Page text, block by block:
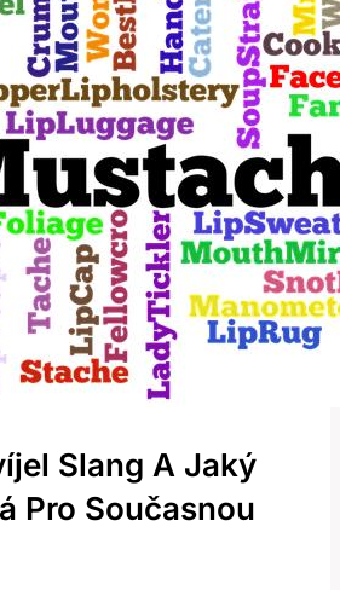
Slang ⁢a ⁣jaký
Pro Současnou